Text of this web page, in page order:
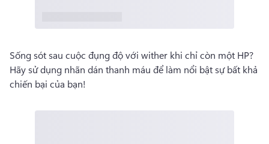
Hãy sử dụng nhãn dán thanh máu để làm nổi bật sự bất khả
chiến bại của bạn!